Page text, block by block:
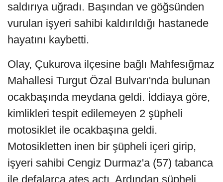
saldırıya uğradı. Başından ve göğsünden
vurulan işyeri sahibi kaldırıldığı hastanede
hayatını kaybetti.
Olay, Çukurova ilçesine bağlı Mahfesığmaz
Mahallesi Turgut Özal Bulvarı'nda bulunan
ocakbaşında meydana geldi. İddiaya göre,
kimlikleri tespit edilemeyen 2 şüpheli
motosiklet ile ocakbaşına geldi.
Motosikletten inen bir şüpheli içeri girip,
işyeri sahibi Cengiz Durmaz'a (57) tabanca
ile defalarca ateş açtı. Ardından şüpheli